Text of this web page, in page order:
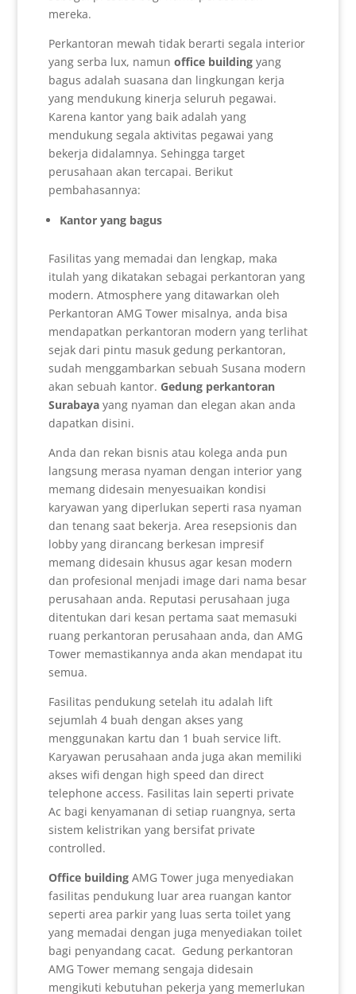
mereka.
Perkantoran mewah tidak berarti segala interior
yang serba lux, namun office buildingyang
bagus adalah suasana dan lingkungan kerja
yang mendukung kinerja seluruh pegawai.
Karena kantor yang baik adalah yang
mendukung segala aktivitas pegawai yang
bekerja didalamnya. Sehingga target
perusahaan akan tercapai. Berikut
pembahasannya:
Kantor yang bagus
Fasilitas yang memadai dan lengkap, maka
itulah yang dikatakan sebagai perkantoran yang
modern. Atmosphere yang ditawarkan oleh
Perkantoran AMG Tower misalnya, anda bisa
mendapatkan perkantoran modern yang terlihat
sejak dari pintu masuk gedung perkantoran,
sudah menggambarkan sebuah Susana modern
akan sebuah kantor. Gedung perkantoran
Surabaya yang nyaman dan elegan akan anda
dapatkan disini.
Anda dan rekan bisnis atau kolega anda pun
langsung merasa nyaman dengan interior yang
memang didesain menyesuaikan kondisi
karyawan yang diperlukan seperti rasa nyaman
dan tenang saat bekerja. Area resepsionis dan
lobby yang dirancang berkesan impresif
memang didesain khusus agar kesan modern
dan profesional menjadi image dari nama besar
perusahaan anda. Reputasi perusahaan juga
ditentukan dari kesan pertama saat memasuki
ruang perkantoran perusahaan anda, dan AMG
Tower memastikannya anda akan mendapat itu
semua.
Fasilitas pendukung setelah itu adalah lift
sejumlah 4 buah dengan akses yang
menggunakan kartu dan 1 buah service lift.
Karyawan perusahaan anda juga akan memiliki
akses wifi dengan high speed dan direct
telephone access. Fasilitas lain seperti private
Ac bagi kenyamanan di setiap ruangnya, serta
sistem kelistrikan yang bersifat private
controlled.
Office buildingAMG Tower juga menyediakan
fasilitas pendukung luar area ruangan kantor
seperti area parkir yang luas serta toilet yang
yang memadai dengan juga menyediakan toilet
bagi penyandang cacat. Gedung perkantoran
AMG Tower memang sengaja didesain
mengikuti kebutuhan pekerja yang memerlukan